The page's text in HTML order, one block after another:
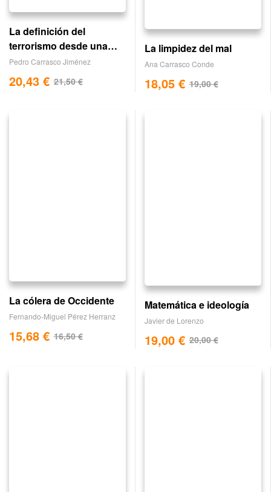
La definición del
terrorismo desde una
perspectiva sistémica
Pedro Carrasco Jiménez
21,50€
20,43 €
La limpidez del mal
Ana Carrasco Conde
19,00€
18,05 €
La cólera de Occidente
Fernando-Miguel Pérez Herranz
16,50€
15,68 €
Matemática e ideología
Javier de Lorenzo
20,00€
19,00 €